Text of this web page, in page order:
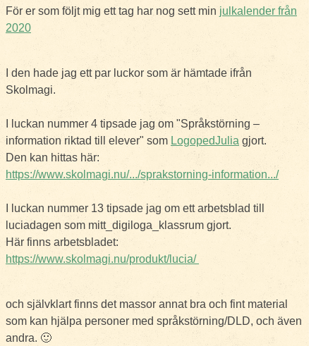
För er som följt mig ett tag har nog sett min julkalender från
2020
I den hade jag ett par luckor som är hämtade ifrån
Skolmagi.
I luckan nummer 4 tipsade jag om "Språkstörning –
information riktad till elever" som LogopedJulia gjort.
Den kan hittas här:
https://www.skolmagi.nu/.../sprakstorning-information.../
I luckan nummer 13 tipsade jag om ett arbetsblad till
luciadagen som mitt_digiloga_klassrum gjort.
Här finns arbetsbladet:
https://www.skolmagi.nu/produkt/lucia/
och självklart finns det massor annat bra och fint material
som kan hjälpa personer med språkstörning/DLD, och även
andra. 🙂